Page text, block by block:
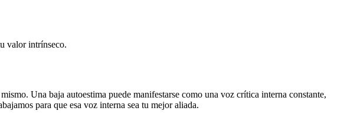
valor intrínseco.
Una baja autoestima puede manifestarse como una voz crítica interna constante,
para que esa voz interna sea tu mejor aliada.